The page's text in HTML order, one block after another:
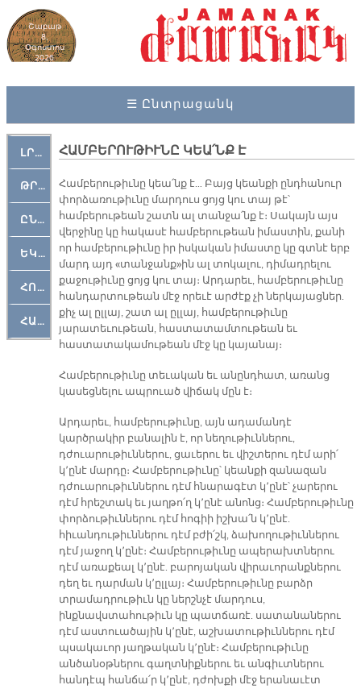
Շաբաթ
8,
Օգոստոս
2026
☰ Ընտրացանկ
ԼՐԱՀՈՍ
ԹՐՔԱՀԱՅ ԿԵԱՆՔ
ԸՆԿԵՐԱՄՇԱԿՈՒԹԱՅԻՆ
ԵԿԵՂԵՑԱԿԱՆ
ՀՈԳԵՄՏԱՒՈՐ
ՀԱՐԹԱԿ
ՀԱՄԲԵՐՈՒԹԻՒՆԸ ԿԵԱ՛ՆՔ Է
Համբերութիւնը կեա՛նք է… Բայց կեանքի ընդհանուր
փորձառութիւնը մարդուս ցոյց կու տայ թէ՝
համբերութեան շատն ալ տանջա՛նք է։ Սակայն այս
վերջինը կը հակասէ համբերութեան իմաստին, քանի
որ համբերութիւնը իր իսկական իմաստը կը գտնէ երբ
մարդ այդ «տանջանք»ին ալ տոկալու, դիմադրելու
քաջութիւնը ցոյց կու տայ։ Արդարեւ, համբերութիւնը
հանդարտութեան մէջ որեւէ արժէք չի ներկայացներ.
քիչ ալ ըլլայ, շատ ալ ըլլայ, համբերութիւնը
յարատեւութեան, հաստատամտութեան եւ
հաստատակամութեան մէջ կը կայանայ։
Համբերութիւնը տեւական եւ անընդհատ, առանց
կասեցնելու ապրուած վիճակ մըն է։
Արդարեւ, համբերութիւնը, այն ադամանդէ
կարծրակիր բանալին է, որ նեղութիւններու,
դժուարութիւններու, ցաւերու եւ վիշտերու դէմ արի՛
կ՚ընէ մարդը։ Համբերութիւնը՝ կեանքի զանազան
դժուարութիւններու դէմ հնարագէտ կ՚ընէ՝ չարերու
դէմ հրեշտակ եւ յաղթո՛ղ կ՚ընէ անոնց։ Համբերութիւնը
փորձութիւններու դէմ հոգիի իշխա՛ն կ՚ընէ.
հիւանդութիւններու դէմ բժի՛շկ, ձախողութիւններու
դէմ յաջող կ՚ընէ։ Համբերութիւնը ապերախտներու
դէմ առաքեալ կ՚ընէ. բարոյական վիրաւորանքներու
դեղ եւ դարման կ՚ըլլայ։ Համբերութիւնը բարձր
տրամադրութիւն կը ներշնչէ մարդուս,
ինքնավստահութիւն կը պատճառէ. սատանաներու
դէմ աստուածային կ՚ընէ, աշխատութիւններու դէմ
պսակաւոր յաղթական կ՚ընէ։ Համբերութիւնը
անծանօթներու գաղտնիքներու եւ անգիւտներու
հանդէպ հանճա՛ր կ՚ընէ, դժոխքի մէջ երանաւէտ